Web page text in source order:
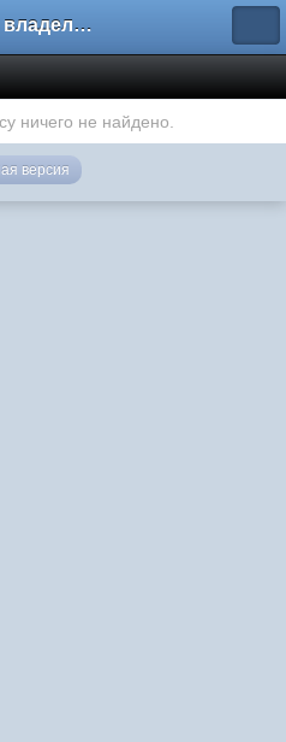
Форум владельцев интернет-магазинов
ничего не найдено.
версия